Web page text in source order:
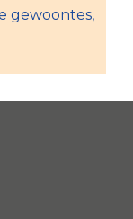
gewoontes,